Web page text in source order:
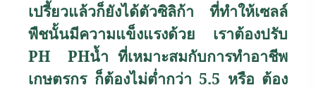
เปรี้ยวแล้วก็ยังได้ตัวซิลิก้า ที่ทำให้เซลล์
พืชนั้นมีความแข็งแรงด้วย เราต้องปรับ
PH
PHน้ำ ที่เหมาะสมกับการทำอาชีพ
เกษตรกร ก็ต้องไม่ต่ำกว่า 5.5 หรือ ต้อง